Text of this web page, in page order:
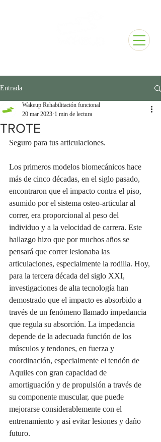
Entrada
TROTE
Wakeup Rehabilitación funcional
20 mar 2023 1 min de lectura
Seguro para tus articulaciones.
Los primeros modelos biomecánicos hace
más de cinco décadas, en el siglo pasado,
encontraron que el impacto contra el piso,
asumido por el sistema osteo-articular al
correr, era proporcional al peso del
individuo y a la velocidad de carrera. Este
hallazgo hizo que por muchos años se
pensará que correr lesionaba las
articulaciones, especialmente la rodilla. Hoy,
para la tercera década del siglo XXI,
investigaciones de alta tecnología han
demostrado que el impacto es absorbido a
través de un fenómeno llamado impedancia
que regula su absorción. La impedancia
depende de la adecuada función de los
músculos y tendones, en fuerza y
coordinación, especialmente el tendón de
Aquiles con gran capacidad de
amortiguación y de propulsión a través de
su componente muscular, que puede
mejorarse considerablemente con el
entrenamiento y así evitar lesiones y daño
futuro.